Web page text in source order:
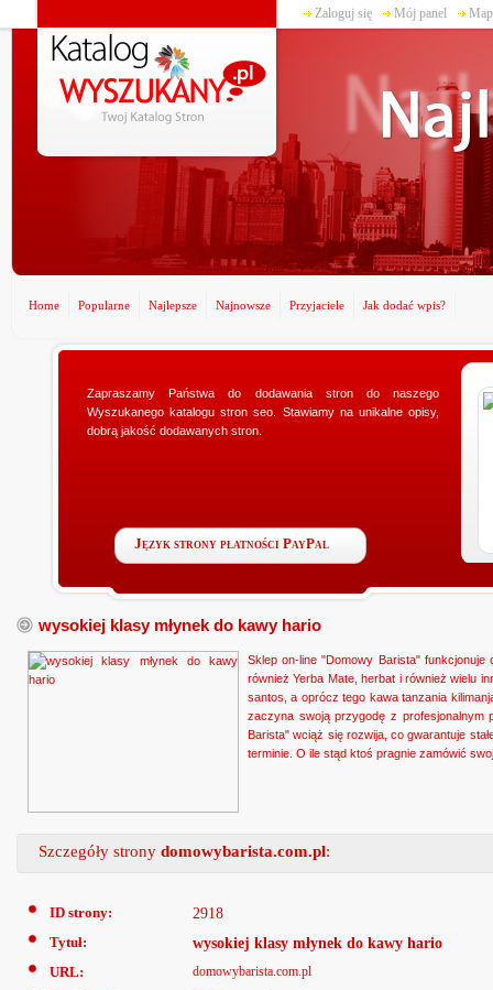
Zaloguj się Mój panel
Home Popularne Najlepsze Najnowsze Przyjaciele Jak dodać wpis?
Zapraszamy Państwa do dodawania stron do naszego
Wyszukanego katalogu stron seo. Stawiamy na unikalne opisy,
dobrą jakość dodawanych stron.
Język strony płatności PayPal
www.ministerstwogadzetow.com
Poszukujesz doskonałego prezentu dla swojej
dziewczyny? Specjalnie dla Was utworzyliśmy sklep
wysokiej klasy młynek do kawy hario
Sklep on-line "Domowy Barista"
również Yerba Mate, herbat i również wielu
santos, a oprócz tego kawa tanzania
zaczyna swoją przygodę z profesjonalnym
Barista" wciąż się rozwija, co gwarantuje
terminie. O ile stąd ktoś pragnie zamówić
Szczegóły strony domowybarista.com.pl:
ID strony: 2918
Tytuł: wysokiej klasy młynek do kawy hario
URL: domowybarista.com.pl